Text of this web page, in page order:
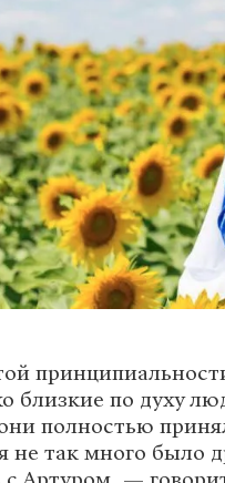
близкие по духу
полностью
не так много было